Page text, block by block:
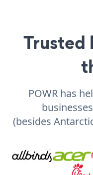
Trusted
POWR has
(besides